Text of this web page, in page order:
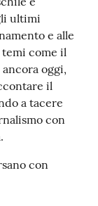
ultimi
e alle
come il
oggi,
il
a tacere
con
con